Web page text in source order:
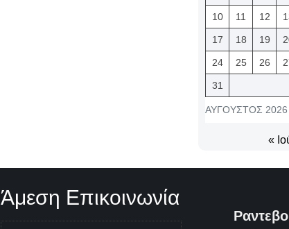
ΑΎΓΟΥΣΤΟΣ 2026
10 11 12
17 18 19
24 25 26
31
«
Άμεση Επικοινωνία